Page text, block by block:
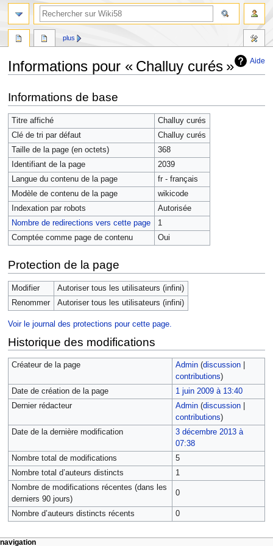
Aide
Informations pour « Challuy curés »
à
la
navigation
à
la
recherche
Informations de base
Titre affiché
Challuy curés
Clé de tri par défaut
Challuy curés
Taille de la page (en octets)
368
Identifiant de la page
2039
Langue du contenu de la page
fr - français
Modèle de contenu de la page
wikicode
Indexation par robots
Autorisée
Nombre de redirections vers cette page
1
Comptée comme page de contenu
Oui
Protection de la page
Modifier
Autoriser tous les utilisateurs (infini)
Renommer
Autoriser tous les utilisateurs (infini)
Voir le journal des protections pour cette page.
Historique des modifications
Créateur de la page Admin (discussion|
contributions)
Date de création de la page
1 juin 2009 à 13:40
Dernier rédacteur
Admin (discussion|
contributions)
Date de la dernière modification
3 décembre 2013 à
07:38
Nombre total de modifications
5
Nombre total d’auteurs distincts
1
Nombre de modifications récentes (dans les
derniers 90 jours)
0
Nombre d’auteurs distincts récents 0
plus
navigation